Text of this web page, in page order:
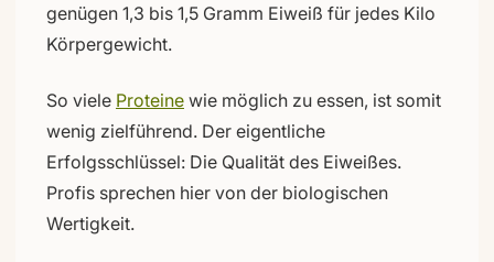
genügen 1,3 bis 1,5 Gramm Eiweiß für jedes Kilo
Körpergewicht.
So viele Proteine wie möglich zu essen, ist somit
wenig zielführend. Der eigentliche
Erfolgsschlüssel: Die Qualität des Eiweißes.
Profis sprechen hier von der biologischen
Wertigkeit.